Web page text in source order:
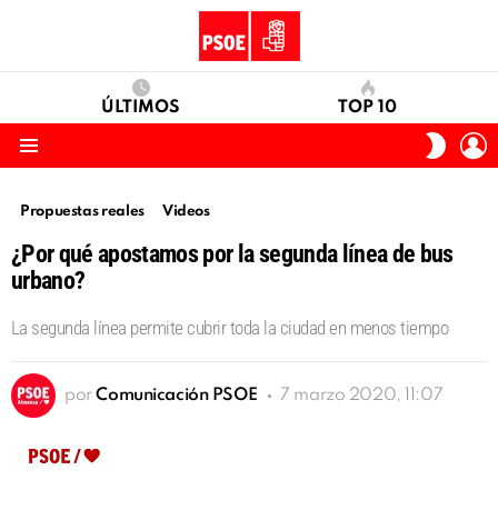
ÚLTIMOS TOP 10
SKIN
Propuestas reales Videos
¿Por qué apostamos por la segunda línea de bus
urbano?
La segunda línea permite cubrir toda la ciudad en menos tiempo
por Comunicación PSOE 7 marzo 2020, 11:07